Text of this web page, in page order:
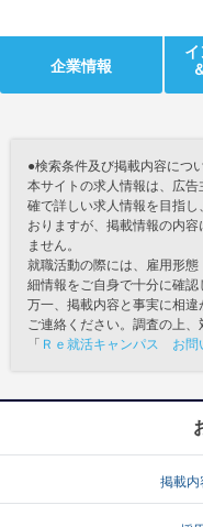
企業情報
●検索条件及び掲載内容につ
本サイトの求人情報は、広
確で詳しい求人情報を目指
おりますが、掲載情報の内
ません。
就職活動の際には、雇用形
細情報をご自身で十分に確認
万一、掲載内容と事実に相
ご連絡ください。調査の上、
「 Ｒｅ就活キャンパス お問
掲載内